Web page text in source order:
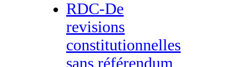
RDC-De
revisions
constitutionnelles
sans référendum